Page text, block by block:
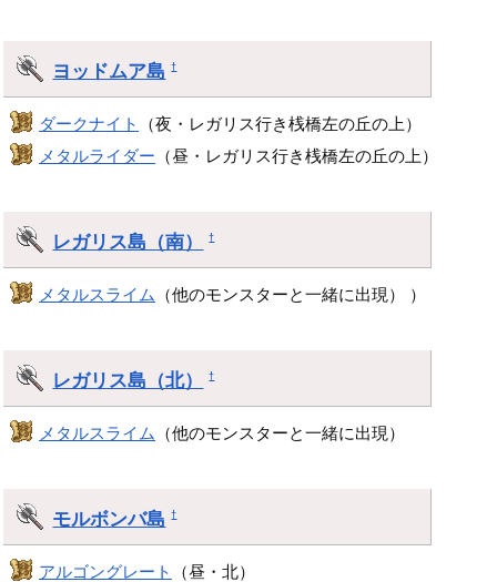
ヨッドムア島 †
ダークナイト
（夜・レガリス行き桟橋左の丘の上）
メタルライダー （昼・レガリス行き桟橋左の丘の上）
レガリス島（南） †
メタルスライム （他のモンスターと一緒に出現） ）
レガリス島（北） †
メタルスライム （他のモンスターと一緒に出現）
モルボンバ島 †
アルゴングレート （昼・北）